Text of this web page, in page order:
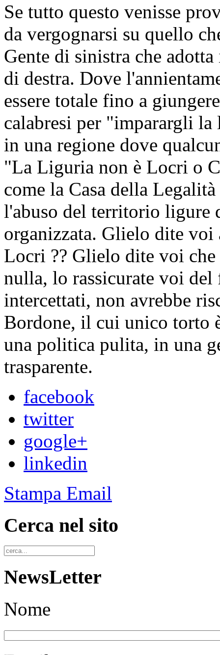
Se tutto questo venisse
da vergognarsi su quello
Gente di sinistra che
di destra. Dove
essere totale fino a
calabresi per "imparargli
in una regione dove
"La Liguria non è Locri o
come la Casa della
l'abuso del territorio ligure
organizzata. Glielo dite
Locri ?? Glielo dite voi
nulla, lo rassicurate voi del
intercettati, non avrebbe
Bordone, il cui unico torto
una politica pulita, in una
trasparente.
facebook
twitter
google+
linkedin
Stampa Email
Cerca nel sito
NewsLetter
Nome